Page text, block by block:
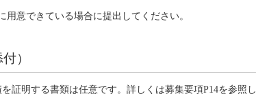
意できている場合に提出してください。
）
証明する書類は任意です。詳しくは募集要項P14を参照し